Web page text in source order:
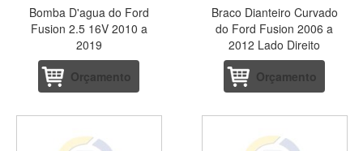
Bomba D'agua do Ford
Fusion 2.5 16V 2010 a
2019
Orçamento
Braco Dianteiro Curvado
do Ford Fusion 2006 a
2012 Lado Direito
Orçamento